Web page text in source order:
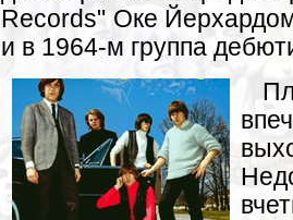
Records" Оке
и в 1964-м группа